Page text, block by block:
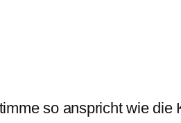
so anspricht wie die